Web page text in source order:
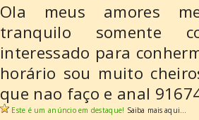
Ola meus amores
tranquilo somente
interessado para
horário sou muito
que nao faço e anal
Este é um anúncio em destaque! Saiba mais aqui...